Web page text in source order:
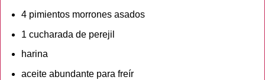
4 pimientos morrones asados
1 cucharada de perejil
harina
aceite abundante para freír